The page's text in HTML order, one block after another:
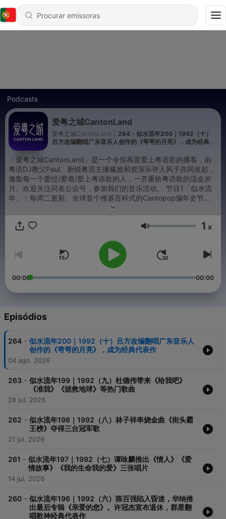
Podcasts
爱粤之城CantonLand
爱粤之城CantonLand
264 - 似水流年200｜1992（十）
吕方改编翻唱广东音乐人创作的《弯弯的月亮》，成为经典代
「爱粤之城CantonLand」是一个令你再度爱上粤语歌的播客，由
粤语DJ教父Paul、新锐粤语主播尴尬和资深乐评人风子共同发起，
邀集每一个爱过/爱着/爱上粤语歌的人，一齐重拾粤语歌的流金岁
月。欢迎关注同名公众号，参加我们的音乐活动。 节目1「似水流
年」：每周二更新。全球首个维基百科式的Cantopop编年史节
目，由跨世代主播Paul与尴尬对谈，讲述百年粤语歌的前世今生。
喜爱的粤语歌和背后的情感故事，特邀两岸三地音乐人、创作人、
Volume 1 x
00:00 00:00
Episódios
264 - 似水流年200｜1992（十）吕方改编翻唱广东音乐人
创作的《弯弯的月亮》，成为经典代表作
04 ago. 2026
263 - 似水流年199｜1992（九）杜德伟带来《给我吧》
《准我》《拯救地球》等热门歌曲
28 jul. 2026
262 - 似水流年198｜1992（八）林子祥串烧金曲《街头霸
王榜》夺得三台冠军歌
21 jul. 2026
261 - 似水流年197｜1992（七）谭咏麟推出《情人》《爱
情故事》《我的生命我的爱》三张唱片
14 jul. 2026
260 - 似水流年196｜1992（六）陈百强陷入昏迷，华纳推
出最后专辑《亲爱的您》。许冠杰宣布退休，群星翻
唱歌神经典代表作